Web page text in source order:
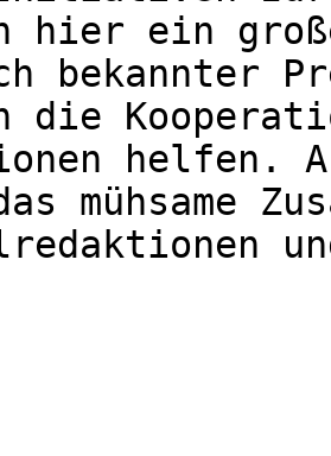
hier ein
bekannter
die
helfen.
mühsame